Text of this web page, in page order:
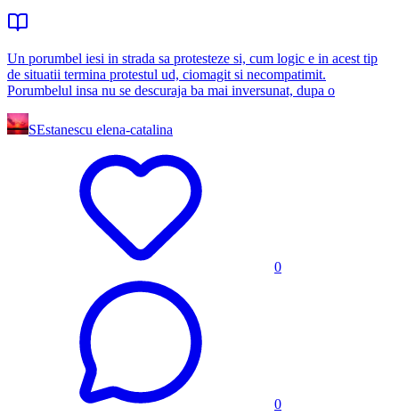
Un porumbel iesi in strada sa protesteze si, cum logic e in acest tip
de situatii termina protestul ud, ciomagit si necompatimit.
Porumbelul insa nu se descuraja ba mai inversunat, dupa o
SEstanescu elena-catalina
0
0